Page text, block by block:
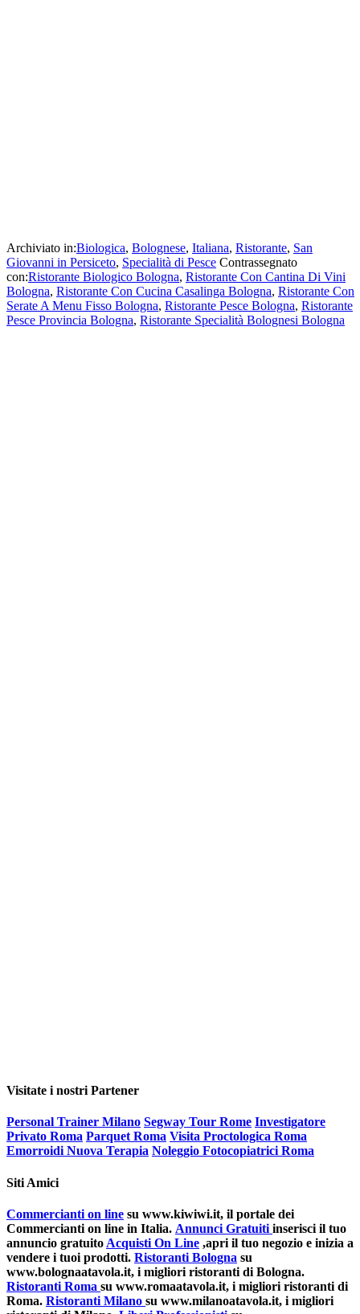
Archiviato in:Biologica, Bolognese, Italiana, Ristorante, San
Giovanni in Persiceto, Specialità di Pesce Contrassegnato
con:Ristorante Biologico Bologna, Ristorante Con Cantina Di Vini
Bologna, Ristorante Con Cucina Casalinga Bologna, Ristorante Con
Serate A Menu Fisso Bologna, Ristorante Pesce Bologna, Ristorante
Pesce Provincia Bologna, Ristorante Specialità Bolognesi Bologna
Visitate i nostri Partener
Personal Trainer Milano Segway Tour Rome Investigatore
Privato Roma Parquet Roma Visita Proctologica Roma
Emorroidi Nuova Terapia Noleggio Fotocopiatrici Roma
Siti Amici
Commercianti on line su www.kiwiwi.it, il portale dei
Commercianti on line in Italia. Annunci Gratuiti inserisci il tuo
annuncio gratuito Acquisti On Line ,apri il tuo negozio e inizia a
vendere i tuoi prodotti. Ristoranti Bologna su
www.bolognaatavola.it, i migliori ristoranti di Bologna.
Ristoranti Roma su www.romaatavola.it, i migliori ristoranti di
Roma. Ristoranti Milano su www.milanoatavola.it, i migliori